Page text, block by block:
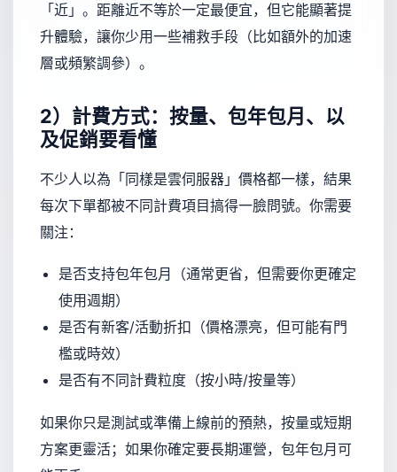
「近」。距離近不等於一定最便宜，但它能顯著提
升體驗，讓你少用一些補救手段（比如額外的加速
層或頻繁調參）。
2）計費方式：按量、包年包月、以
及促銷要看懂
不少人以為「同樣是雲伺服器」價格都一樣，結果
每次下單都被不同計費項目搞得一臉問號。你需要
關注：
是否支持包年包月（通常更省，但需要你更確定
使用週期）
是否有新客/活動折扣（價格漂亮，但可能有門
檻或時效）
是否有不同計費粒度（按小時/按量等）
如果你只是測試或準備上線前的預熱，按量或短期
方案更靈活；如果你確定要長期運營，包年包月可